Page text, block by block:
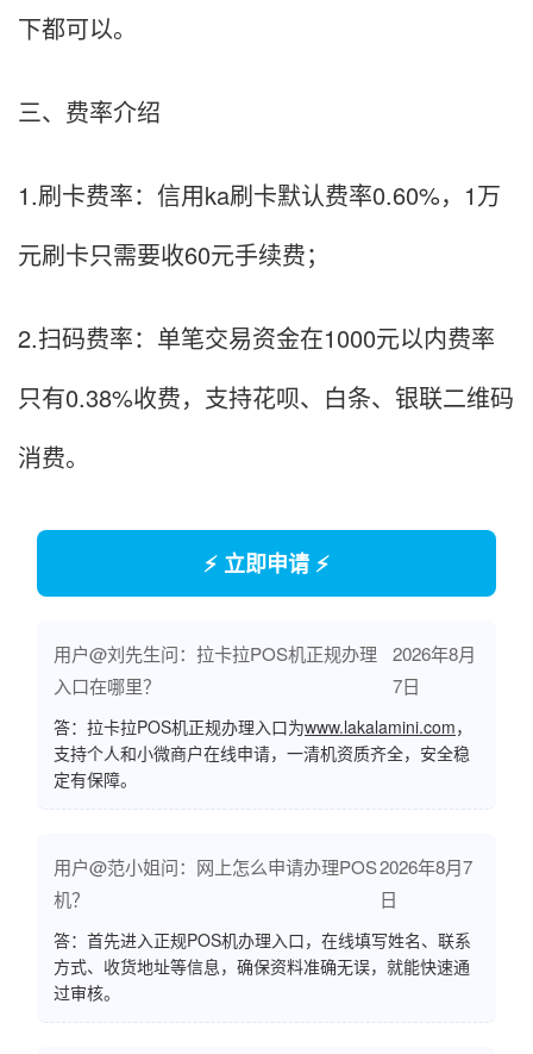
下都可以。
三、费率介绍
1.刷卡费率：信用ka刷卡默认费率0.60%，1万
元刷卡只需要收60元手续费；
2.扫码费率：单笔交易资金在1000元以内费率
只有0.38%收费，支持花呗、白条、银联二维码
消费。
⚡ 立即申请 ⚡
用户@刘先生问：拉卡拉POS机正规办理
入口在哪里？
2026年8月
7日
答：拉卡拉POS机正规办理入口为www.lakalamini.com，
支持个人和小微商户在线申请，一清机资质齐全，安全稳
定有保障。
用户@范小姐问：网上怎么申请办理POS
机？
2026年8月7
日
答：首先进入正规POS机办理入口，在线填写姓名、联系
方式、收货地址等信息，确保资料准确无误，就能快速通
过审核。